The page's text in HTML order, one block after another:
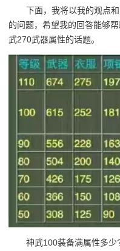
下面，我将以我的观点
的问题，希望我的回答能够
武270武器属性的话题。
神武100装备满属性多少